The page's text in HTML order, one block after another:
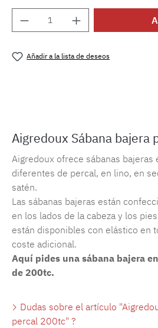
Cantidad del producto:
Añadir a la lista de deseos
Aigredoux Sábana bajera
Aigredoux ofrece sábanas bajeras
diferentes de percal, en lino, en
satén.
Las sábanas bajeras están
en los lados de la cabeza y los
están disponibles con elástico en
coste adicional.
Aquí pides una sábana bajera
de 200tc.
Dudas sobre el artículo
percal 200tc" ?